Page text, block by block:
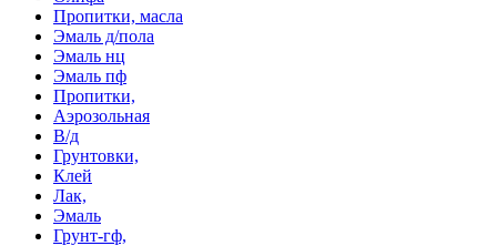
Пропитки, масла
Эмаль д/пола
Эмаль нц
Эмаль пф
Пропитки,
Аэрозольная
В/д
Грунтовки,
Клей
Лак,
Эмаль
Грунт-гф,